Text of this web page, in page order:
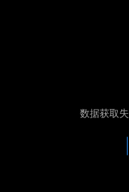
数据获取